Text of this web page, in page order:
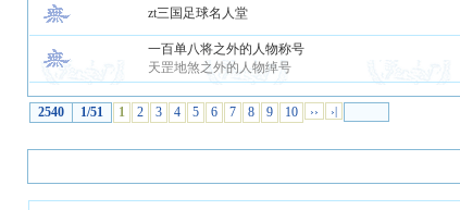
zt三国足球名人堂
一百单八将之外的人物称号
天罡地煞之外的人物绰号
2540 1/51 1 2 3 4 5 6 7 8 9 10 ›› ›|